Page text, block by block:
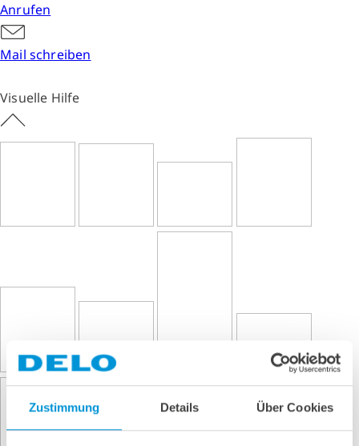
Zustimmung Details Über Cookies
Anrufen
Mail schreiben
Visuelle Hilfe